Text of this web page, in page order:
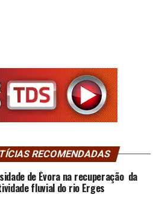
RECOMENDADAS
de Évora na recuperação da
fluvial do rio Erges